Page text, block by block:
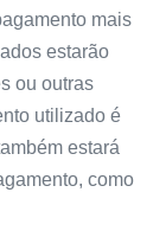
mais
estarão
ou outras
utilizado é
estará
como